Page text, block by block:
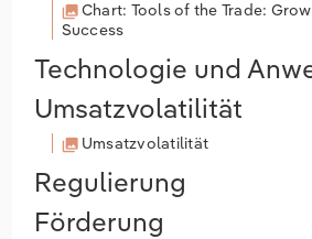
Chart: Tools of the Trade:
Success
Technologie und
Umsatzvolatilität
Umsatzvolatilität
Regulierung
Förderung